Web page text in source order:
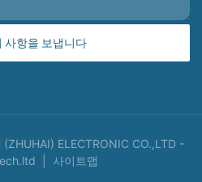
사항을 보냅니다
ELECTRONIC CO.,LTD -
사이트맵